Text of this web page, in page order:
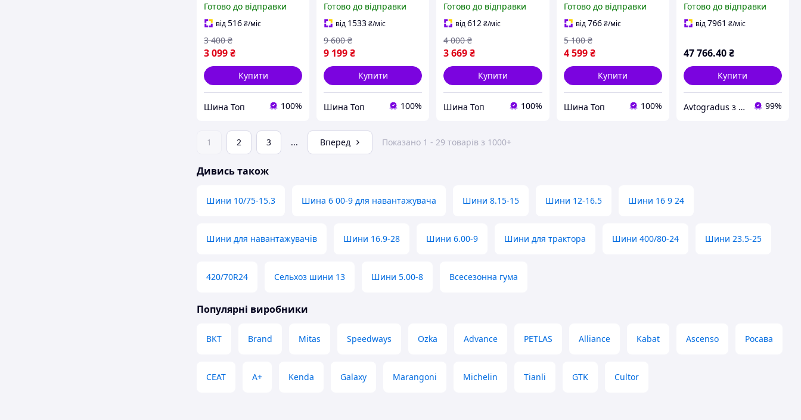
Готово до відправки
від516₴/міс
3 099₴
3 400 ₴
Купити
Шина Топ 100%
сл - Armour
Готово до відправки
від 1533₴/міс
9 199₴
9 600 ₴
Купити
Шина Топ 100%
Готово до відправки
від612₴/міс
3 669₴
4 000 ₴
Купити
Шина Топ 100%
Готово до відправки
від766 ₴/міс
4 599 ₴
5 100 ₴
Купити
Шина Топ 100%
Готово до відправки
від7961 ₴/міс
47 766.40₴
Купити
Avtogradus з ПДВ 99%
1 2 3 ... Вперед Показано 1 - 29 товарів з 1000+
Дивись також
Шини 10/75-15.3 Шина 6 00-9 для навантажувача Шини 8.15-15 Шини 12-16.5 Шини 16 9 24
Шини для навантажувачів Шини 16.9-28 Шини 6.00-9 Шини для трактора Шини 400/80-24 Шини 23.5-25
420/70R24 Сельхоз шини 13 Шини 5.00-8 Всесезонна гума
Популярні виробники
BKT Brand Mitas Speedways Ozka Advance PETLAS Alliance Kabat Ascenso Росава
CEAT A+ Kenda Galaxy Marangoni Michelin Tianli GTK Cultor